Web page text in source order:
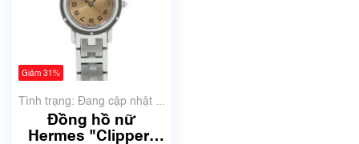
Giảm 31%
Tình trạng: Đang cập nhật ...
Đồng hồ nữ
Hermes "Clipper"